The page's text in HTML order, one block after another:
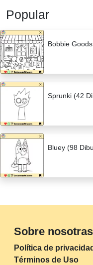
Popular
Bobbie
Sprunki (42
Bluey (98
Sobre nosotras
Política de privacidad
Términos de Uso